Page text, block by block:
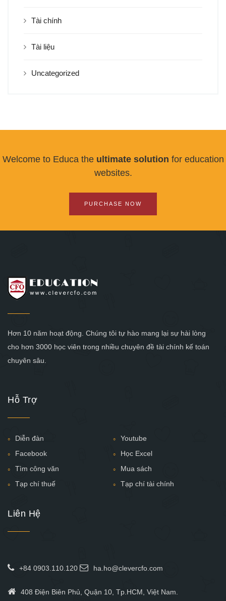
Tài chính
Tài liệu
Uncategorized
Welcome to Educa the ultimate solution for education
websites.
PURCHASE NOW
Hơn 10 năm hoạt động. Chúng tôi tự hào mang lại sự hài lòng
cho hơn 3000 học viên trong nhiều chuyên đề tài chính kế toán
chuyên sâu.
Hỗ Trợ
Diễn đàn
Youtube
Facebook
Học Excel
Tìm công văn
Mua sách
Tạp chí thuế
Tạp chí tài chính
Liên Hệ
+84 0903.110.120 ha.ho@clevercfo.com
408 Điện Biên Phủ, Quận 10, Tp.HCM, Việt Nam.